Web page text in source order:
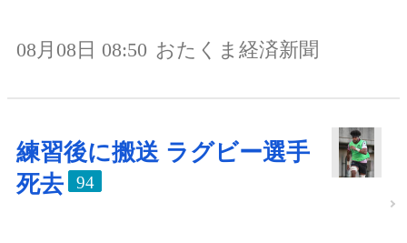
08月08日 08:50 おたくま経済新聞
練習後に搬送 ラグビー選手
死去
94